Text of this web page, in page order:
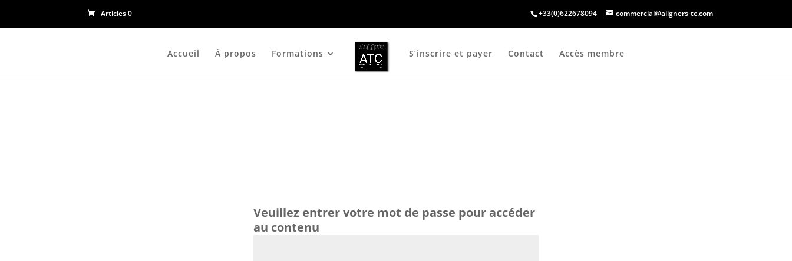
+33(0)622678094 commercial@aligners-tc.com
Articles 0
Accueil À propos Formations S’inscrire et payer Contact Accès membre